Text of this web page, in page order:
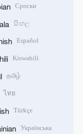
Српски
සිංහල
Español
Kiswahili
தமிழ்
ไทย
Türkçe
Українська